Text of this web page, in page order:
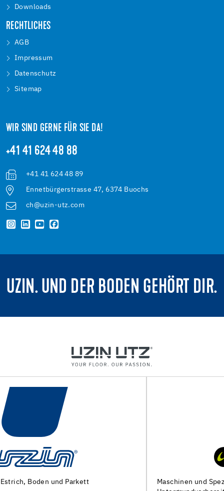
Downloads
RECHTLICHES
AGB
Impressum
Datenschutz
Sitemap
WIR SIND GERNE FÜR SIE DA!
+41 41 624 48 88
+41 41 624 48 89
Ennetbürgerstrasse 47, 6374 Buochs
ch@uzin-utz.com
UZIN. UND DER BODEN GEHÖRT DIR.
Maschinen und Spezialwerkzeuge zur